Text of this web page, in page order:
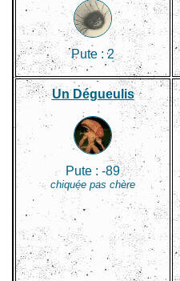
Pute :2
Un Dégueulis
Pute : -89
chiquée pas chère